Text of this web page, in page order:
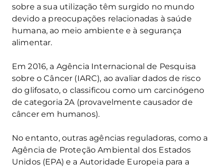
sobre a sua utilização têm surgido no mundo
devido a preocupações relacionadas à saúde
humana, ao meio ambiente e à segurança
alimentar.
Em 2016, a Agência Internacional de Pesquisa
sobre o Câncer (IARC), ao avaliar dados de risco
do glifosato, o classificou como um carcinógeno
de categoria 2A (provavelmente causador de
câncer em humanos).
No entanto, outras agências reguladoras, como a
Agência de Proteção Ambiental dos Estados
Unidos (EPA) e a Autoridade Europeia para a